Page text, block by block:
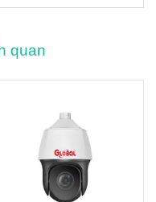
quan